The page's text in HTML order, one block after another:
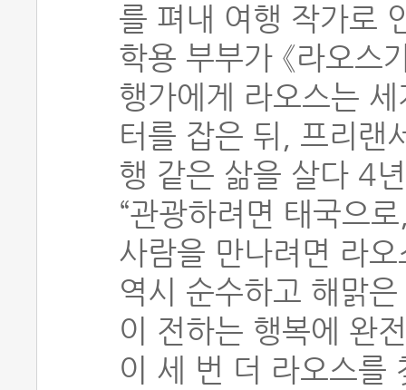
를 펴내 여행 작가로
학용 부부가 《라오스
행가에게 라오스는
터를 잡은 뒤, 프리랜
행 같은 삶을 살다 4
“관광하려면 태국으
사람을 만나려면 라
역시 순수하고 해맑
이 전하는 행복에 완
이 세 번 더 라오스를